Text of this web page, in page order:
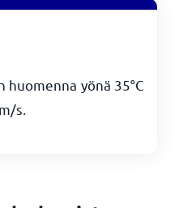
huomenna yönä 35°C
m/s